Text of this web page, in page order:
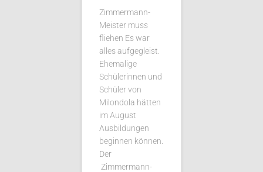
Zimmermann-
Meister muss
fliehen Es war
alles aufgegleist.
Ehemalige
Schülerinnen und
Schüler von
Milondola hätten
im August
Ausbildungen
beginnen können.
Der
Zimmermann-